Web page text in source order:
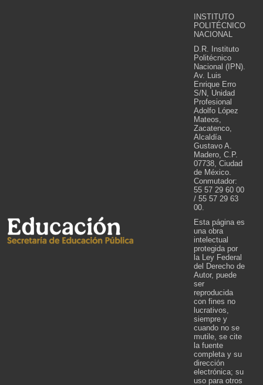
INSTITUTO
POLITÉCNICO
NACIONAL
D.R. Instituto
Politécnico
Nacional (IPN).
Av. Luis
Enrique Erro
S/N, Unidad
Profesional
Adolfo López
Mateos,
Zacatenco,
Alcaldía
Gustavo A.
Madero, C.P.
07738, Ciudad
de México.
Conmutador:
55 57 29 60 00
/ 55 57 29 63
00.
Esta página es
una obra
intelectual
protegida por
la Ley Federal
del Derecho de
Autor, puede
ser
reproducida
con fines no
lucrativos,
siempre y
cuando no se
mutile, se cite
la fuente
completa y su
dirección
electrónica; su
uso para otros